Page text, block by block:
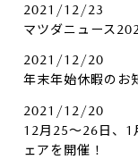
2021/12/23
マツダニュース
2021/12/20
年末年始休暇のお
2021/12/20
12月25～26日、1
ェアを開催！